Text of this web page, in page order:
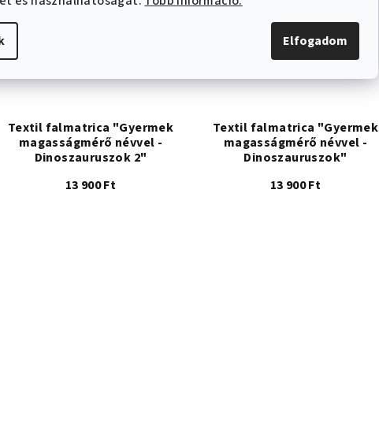
Elfogadom
Textil falmatrica "Gyermek
magasságmérő névvel -
Dinoszauruszok 2"
13 900 Ft
Textil falmatrica "Gyermek
magasságmérő névvel -
Dinoszauruszok"
13 900 Ft